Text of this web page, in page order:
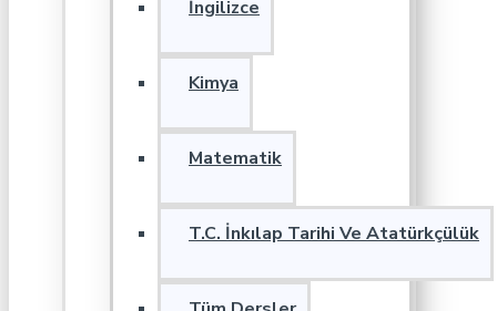
İngilizce
Kimya
Matematik
T.C. İnkılap Tarihi Ve Atatürkçülük